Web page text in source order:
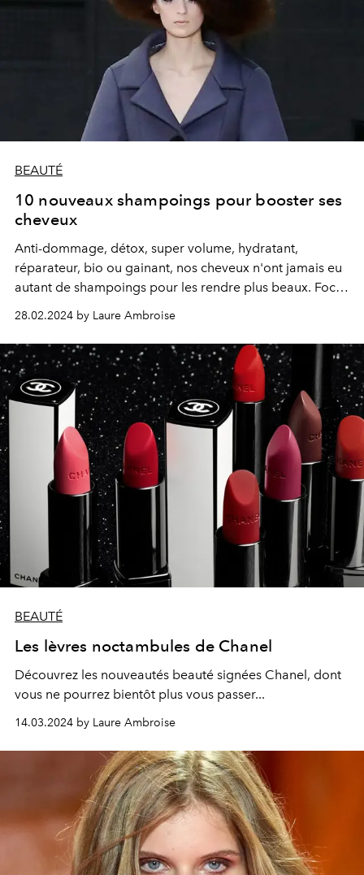
BEAUTÉ
10 nouveaux shampoings pour booster ses
cheveux
Anti-dommage, détox, super volume, hydratant,
réparateur, bio ou gainant, nos cheveux n'ont jamais eu
autant de shampoings pour les rendre plus beaux. Focus
28.02.2024 by Laure Ambroise
BEAUTÉ
Les lèvres noctambules de Chanel
Découvrez les nouveautés beauté signées Chanel, dont
vous ne pourrez bientôt plus vous passer...
14.03.2024 by Laure Ambroise